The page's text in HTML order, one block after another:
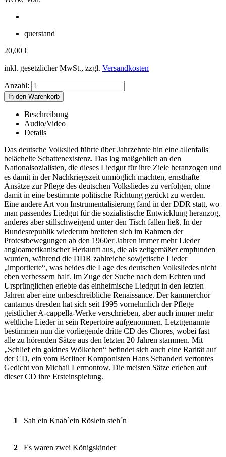
querstand
20,00 €
inkl. gesetzlicher MwSt., zzgl. Versandkosten
Anzahl:
Beschreibung
Audio/Video
Details
Das deutsche Volkslied führte über Jahrzehnte hin eine allenfalls
belächelte Schattenexistenz. Das lag maßgeblich an den
Nationalsozialisten, die dieses Liedgut für ihre Ziele heranzogen und
es damit in der Nachkriegszeit unmöglich machten, ernsthafte
Ansätze zur Pflege des deutschen Volksliedes zu verfolgen, ohne
damit in eine bestimmte politische Richtung gerückt zu werden.
Eine andere Art von Instrumentalisierung fand in der DDR statt, wo
man passendes Liedgut für die sozialistische Entwicklung heranzog,
anderes aber stillschweigend unter den Tisch fallen ließ. In der
Bundesrepublik wiederum breiteten sich im Rahmen der
Protestbewegungen ab den 1960er Jahren immer mehr Lieder
angloamerikanischer Herkunft aus, die als zeitgemäßer empfunden
wurden, während die DDR zahlreiche sowjetische Lieder
„importierte“, was beides die Lage des deutschen Volksliedes nicht
eben verbessern half. Im Zuge der Suche nach dem Echten und
Ursprünglichen erlebte das einheimische Liedgut in den letzten
Jahren aber eine unbeschreibliche Renaissance. Der kammerchor
cantamus dresden hat sich seit 1995 vornehmlich der Pflege
geistlicher A-cappella-Werke verschrieben, aber auch immer mehr
weltliche Lieder in sein Repertoire aufgenommen. Letztgenannte
bestimmen nun die vorliegende dritte CD des Chores, wobei fast
alle zu hörenden Sätze aus den letzten 20 Jahren stammen. Mit
„Schlief ein goldnes Wölkchen“ befindet sich auch eine Rarität auf
der CD, ein vom Berliner Komponisten Hans Schanderl vertontes
Gedicht von Michail Lermontow. Die meisten Sätze erleben auf
dieser CD ihre Ersteinspielung.
1 Sah ein Knab`ein Röslein steh´n
2 Es waren zwei Königskinder